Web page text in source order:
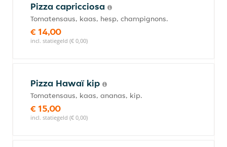
Pizza capricciosa
Tomatensaus, kaas, hesp, champignons.
€ 14,00
incl. statiegeld (€ 0,00)
Pizza Hawaï kip
Tomatensaus, kaas, ananas, kip.
€ 15,00
incl. statiegeld (€ 0,00)